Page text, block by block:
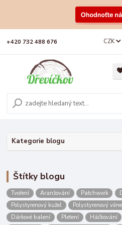
CZK
+420 732 488 676
Kategorie blogu
Štítky blogu
Tvoření Aranžování Patchwork
Polystyrenový kužel
Polystyrenový
Dárkové balení
Pletení Háčkování